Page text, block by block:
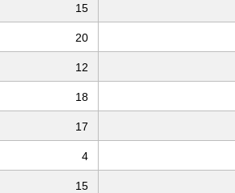
15
20
12
18
17
4
15